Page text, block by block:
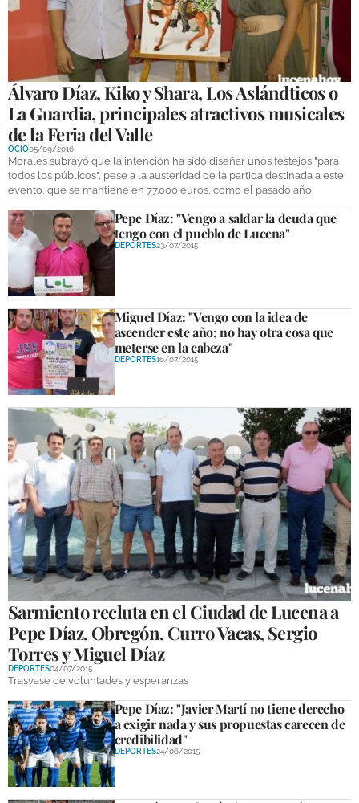
Álvaro Díaz, Kiko y Shara, Los Aslándticos o
La Guardia, principales atractivos musicales
de la Feria del Valle
OCIO05/09/2016
Morales subrayó que la intención ha sido diseñar unos festejos "para
todos los públicos", pese a la austeridad de la partida destinada a este
evento, que se mantiene en 77.000 euros, como el pasado año.
Pepe Díaz: "Vengo a saldar la deuda que
tengo con el pueblo de Lucena"
DEPORTES23/07/2015
Miguel Díaz: "Vengo con la idea de
ascender este año; no hay otra cosa que
meterse en la cabeza"
DEPORTES16/07/2015
Sarmiento recluta en el Ciudad de Lucena a
Pepe Díaz, Obregón, Curro Vacas, Sergio
Torres y Miguel Díaz
DEPORTES04/07/2015
Trasvase de voluntades y esperanzas
Pepe Díaz: "Javier Martí no tiene derecho
a exigir nada y sus propuestas carecen de
credibilidad"
DEPORTES24/06/2015